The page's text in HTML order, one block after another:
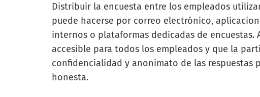
Distribuir la encuesta entre los empleados
puede hacerse por correo electrónico,
internos o plataformas dedicadas de encuestas.
accesible para todos los empleados y que la
confidencialidad y anonimato de las respuestas
honesta.